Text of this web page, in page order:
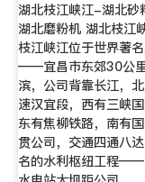
湖北枝江峡江-湖北砂
湖北磨粉机 湖北枝江
枝江峡江位于世界著
——宜昌市东郊30公
滨，公司背靠长江，
速汉宜段，西有三峡国
东有焦柳铁路，南有
贯公司，交通四通八
名的水利枢纽工程——